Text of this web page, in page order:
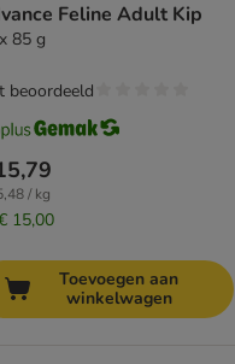
Feline Adult Kip
85 g
/ kg
15,00
beoordeeld
Toevoegen aan
winkelwagen